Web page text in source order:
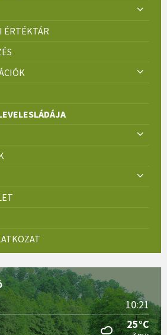
ÉRTÉKTÁR
10:21
25°C